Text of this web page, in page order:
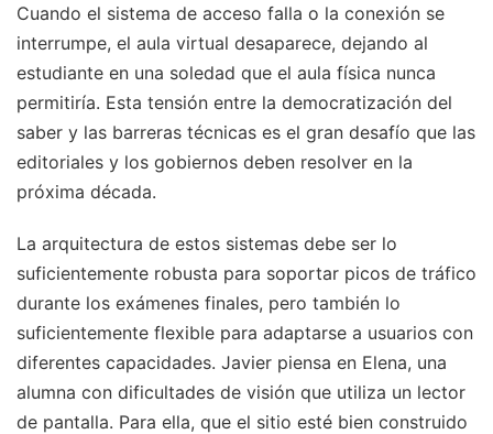
Cuando el sistema de acceso falla o la conexión se
interrumpe, el aula virtual desaparece, dejando al
estudiante en una soledad que el aula física nunca
permitiría. Esta tensión entre la democratización del
saber y las barreras técnicas es el gran desafío que las
editoriales y los gobiernos deben resolver en la
próxima década.
La arquitectura de estos sistemas debe ser lo
suficientemente robusta para soportar picos de tráfico
durante los exámenes finales, pero también lo
suficientemente flexible para adaptarse a usuarios con
diferentes capacidades. Javier piensa en Elena, una
alumna con dificultades de visión que utiliza un lector
de pantalla. Para ella, que el sitio esté bien construido